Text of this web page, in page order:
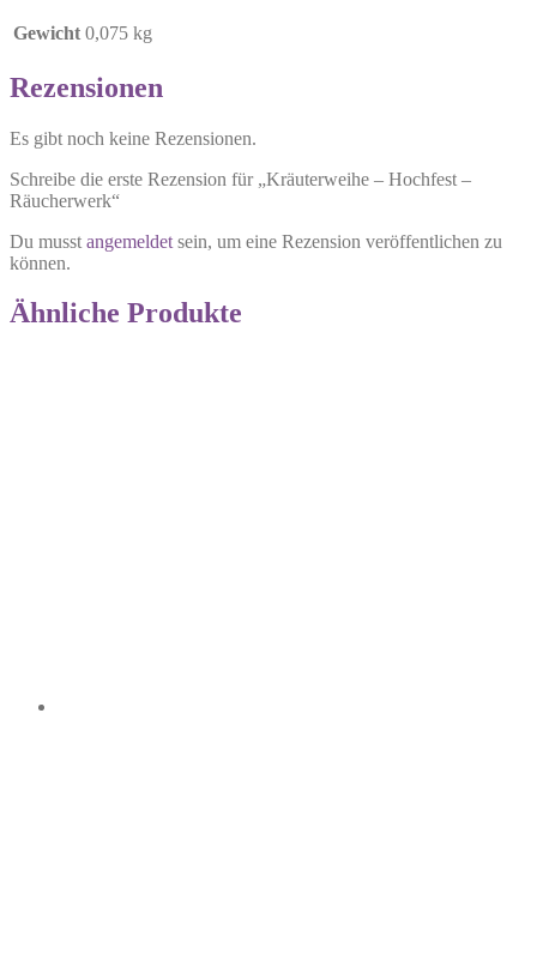
Gewicht 0,075 kg
Rezensionen
Es gibt noch keine Rezensionen.
Schreibe die erste Rezension für „Kräuterweihe – Hochfest –
Räucherwerk“
Du musst angemeldet sein, um eine Rezension veröffentlichen zu
können.
Ähnliche Produkte